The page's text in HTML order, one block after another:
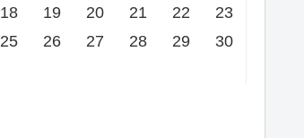
18 19 20 21 22
23
25 26 27 28 29
30